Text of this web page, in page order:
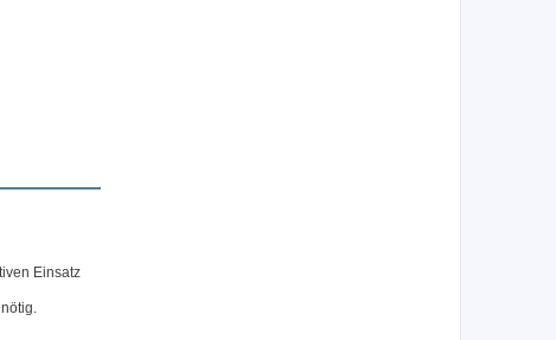
Einsatz
nötig.